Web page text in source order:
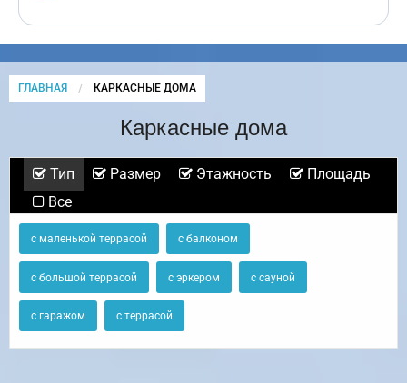
ГЛАВНАЯ CURRENT:
КАРКАСНЫЕ ДОМА
Каркасные дома
Тип Размер Этажность
Площадь
Все
с маленькой террасой с балконом
с большой террасой с эркером с сауной
с гаражом с террасой